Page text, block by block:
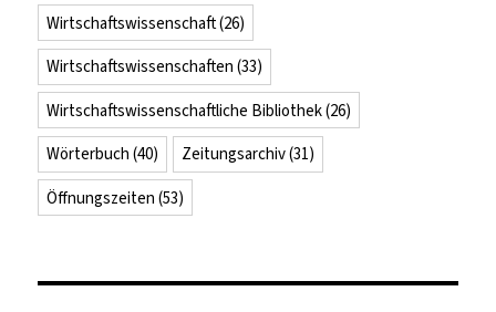
Wirtschaftswissenschaft(26)
Wirtschaftswissenschaften (33)
Wirtschaftswissenschaftliche Bibliothek(26)
Wörterbuch (40) Zeitungsarchiv(31)
Öffnungszeiten (53)